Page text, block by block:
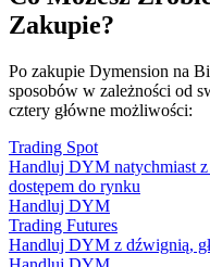
Zakupie?
Po zakupie Dymension na
sposobów w zależności od
cztery główne możliwości:
Trading Spot
Handluj DYM natychmiast z
dostępem do rynku
Handluj DYM
Trading Futures
Handluj DYM z dźwignią,